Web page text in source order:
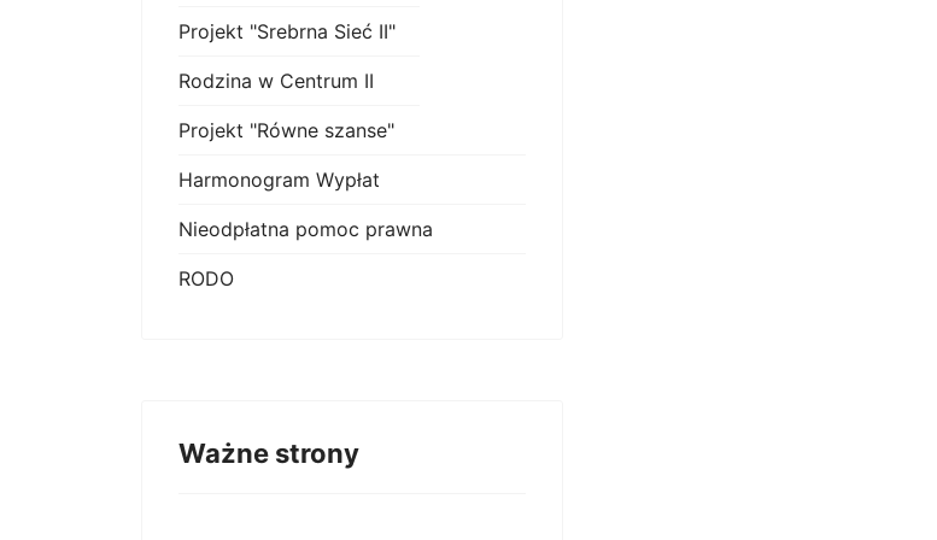
Projekt "Srebrna Sieć II"
Rodzina w Centrum II
Projekt "Równe szanse"
Harmonogram Wypłat
Nieodpłatna pomoc prawna
RODO
Ważne strony